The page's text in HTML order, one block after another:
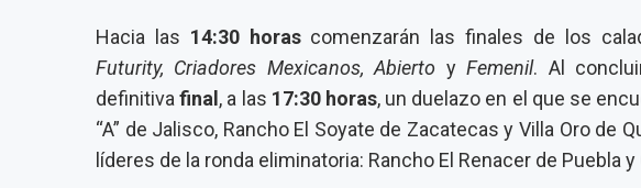
Hacia las 14:30 horascomenzarán las finales de los
Futurity, Criadores Mexicanos, Abierto yFemenil. Al
definitivafinal , a las 17:30 horas, un duelazo en el que se
“A” de Jalisco, Rancho El Soyate de Zacatecas y Villa Oro de
líderes de la ronda eliminatoria: Rancho El Renacer de Puebla